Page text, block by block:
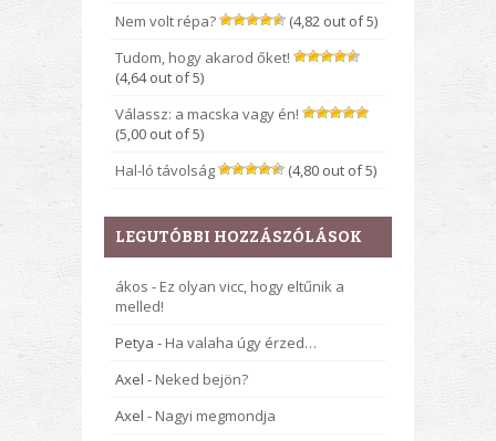
Nem volt répa?
(4,82 out of 5)
Tudom, hogy akarod őket!
(4,64 out of 5)
Válassz: a macska vagy én!
(5,00 out of 5)
Hal-ló távolság
(4,80 out of 5)
LEGUTÓBBI HOZZÁSZÓLÁSOK
ákos - Ez olyan vicc, hogy eltűnik a
melled!
Petya - Ha valaha úgy érzed…
Axel - Neked bejön?
Axel - Nagyi megmondja